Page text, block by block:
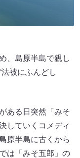
、島原半島で親し
被にふんどし
ある日突然「みそ
していくコメディ
原半島に古くから
は「みそ五郎」の